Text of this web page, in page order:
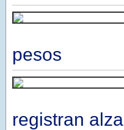
pesos
registran